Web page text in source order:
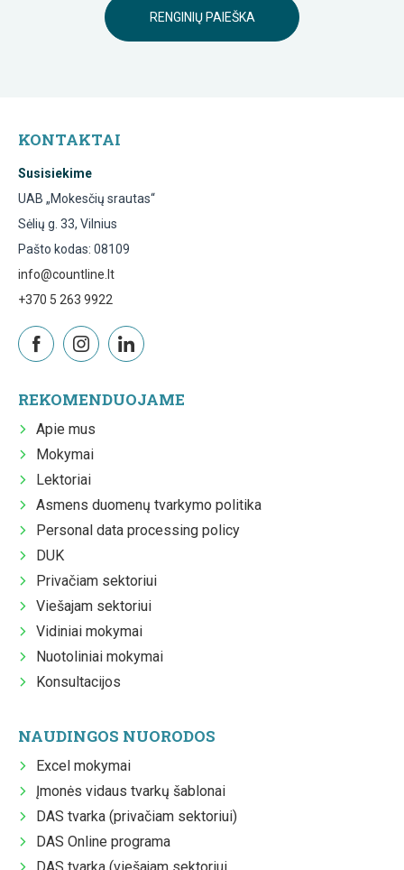
RENGINIŲ PAIEŠKA
KONTAKTAI
Susisiekime
UAB „Mokesčių srautas“
Sėlių g. 33, Vilnius
Pašto kodas: 08109
info@countline.lt
+370 5 263 9922
REKOMENDUOJAME
Apie mus
Mokymai
Lektoriai
Asmens duomenų tvarkymo politika
Personal data processing policy
DUK
Privačiam sektoriui
Viešajam sektoriui
Vidiniai mokymai
Nuotoliniai mokymai
Konsultacijos
NAUDINGOS NUORODOS
Excel mokymai
Įmonės vidaus tvarkų šablonai
DAS tvarka (privačiam sektoriui)
DAS Online programa